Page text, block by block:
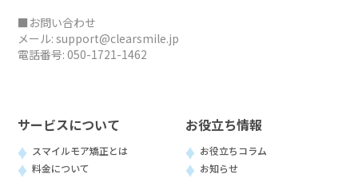
■お問い合わせ
メール: support@clearsmile.jp
電話番号: 050-1721-1462
サービスについて
スマイルモア矯正とは
料金について
お役立ち情報
お役立ちコラム
お知らせ